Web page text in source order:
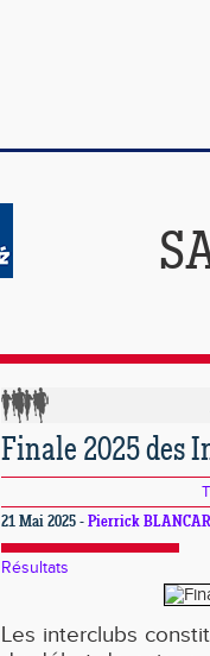
Finale 2025 des
21 Mai 2025 - Pierrick
Résultats
Les interclubs